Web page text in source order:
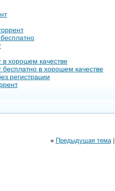
в хорошем качестве
в хорошем качестве
регистрации
« Предыдущая тема|